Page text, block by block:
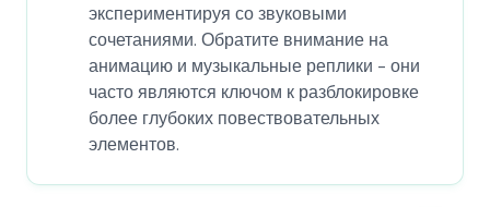
экспериментируя со звуковыми
сочетаниями. Обратите внимание на
анимацию и музыкальные реплики - они
часто являются ключом к разблокировке
более глубоких повествовательных
элементов.